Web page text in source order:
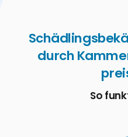
durch
So